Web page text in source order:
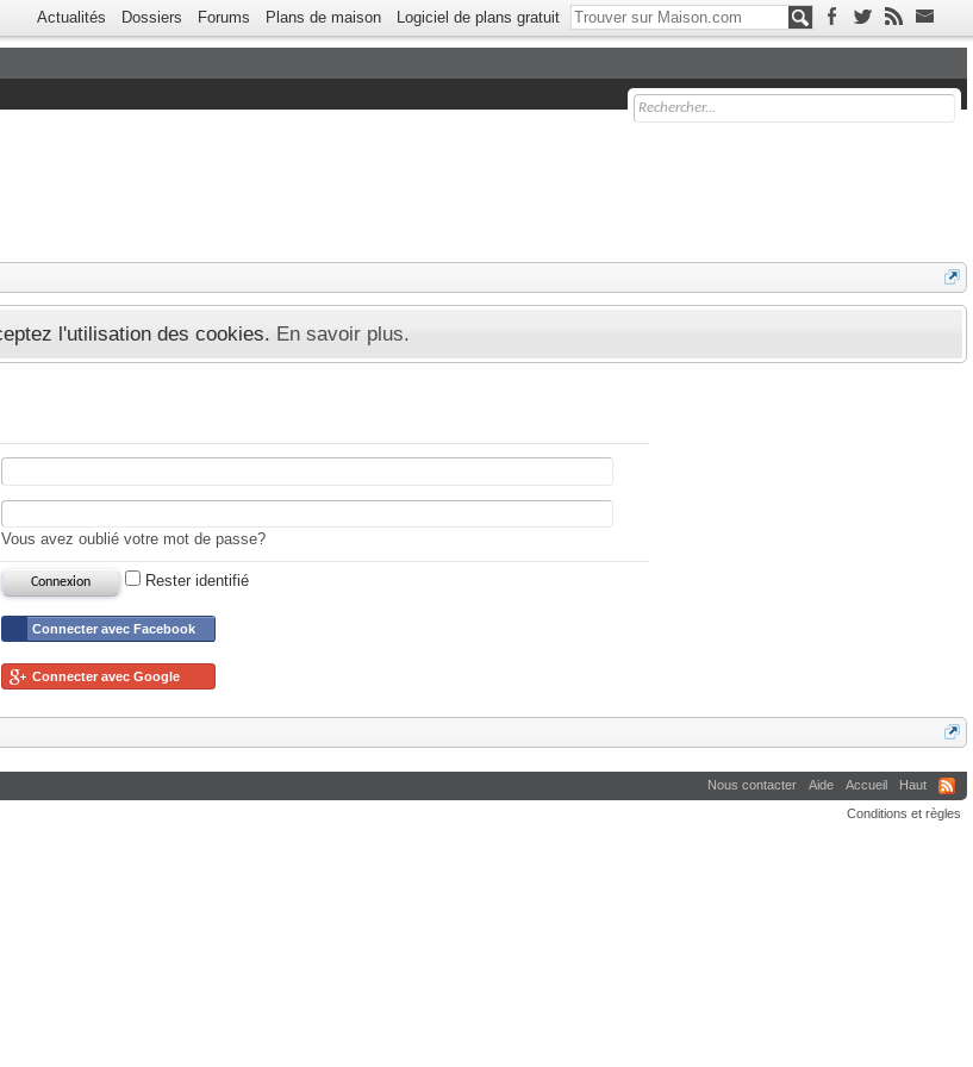
l'utilisation des cookies. En savoir plus.
Vous avez oublié votre mot de passe?
Rester identifié
Connecter avec Facebook
Connecter avec Google
Actualités Dossiers Forums Plans de maison Logiciel de plans gratuit
Nous contacter Aide Accueil
Haut
Conditions et règles